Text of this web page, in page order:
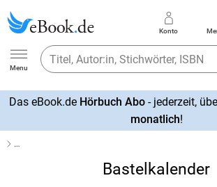
Ebook.de
Menu
Konto
Das eBook.de Hörbuch Abo- jederzeit,
monatlich!
…
Bastelkalender